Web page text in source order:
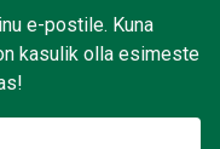
e-postile. Kuna
kasulik olla esimeste